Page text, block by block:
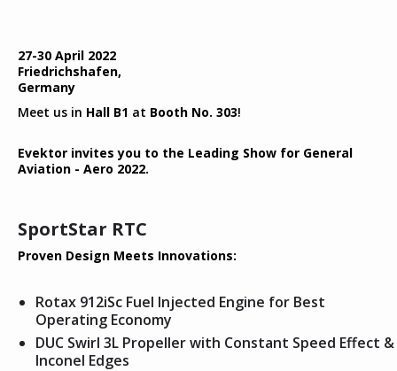
27-30 April 2022
Friedrichshafen,
Germany
Meet us in Hall B1 at Booth No. 303!
Evektor invites you to the Leading Show for General
Aviation - Aero 2022.
SportStar RTC
Proven Design Meets Innovations:
Rotax 912iSc Fuel Injected Engine for Best
Operating Economy
DUC Swirl 3L Propeller with Constant Speed Effect &
Inconel Edges